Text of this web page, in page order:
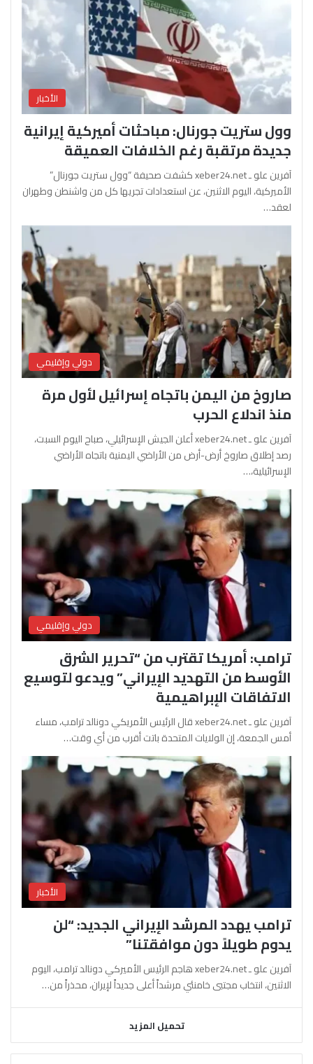
الأخبار
وول ستريت جورنال: مباحثات أميركية إيرانية
جديدة مرتقبة رغم الخلافات العميقة
آفرين علو ـ xeber24.net كشفت صحيفة “وول ستريت جورنال”
الأميركية، اليوم الاثنين، عن استعدادات تجريها كل من واشنطن وطهران
لعقد…
دولي وإقليمي
صاروخ من اليمن باتجاه إسرائيل لأول مرة
منذ اندلاع الحرب
آفرين علو ـ xeber24.net أعلن الجيش الإسرائيلي، صباح اليوم السبت،
رصد إطلاق صاروخ أرض-أرض من الأراضي اليمنية باتجاه الأراضي
الإسرائيلية،…
دولي وإقليمي
ترامب: أمريكا تقترب من “تحرير الشرق
الأوسط من التهديد الإيراني” ويدعو لتوسيع
الاتفاقات الإبراهيمية
آفرين علو ـ xeber24.net قال الرئيس الأمريكي دونالد ترامب، مساء
أمس الجمعة، إن الولايات المتحدة باتت أقرب من أي وقت…
الأخبار
ترامب يهدد المرشد الإيراني الجديد: “لن
يدوم طويلاً دون موافقتنا”
آفرين علو ـ xeber24.net هاجم الرئيس الأميركي دونالد ترامب، اليوم
الاثنين، انتخاب مجتبى خامنئي مرشداً أعلى جديداً لإيران، محذراً من…
تحميل المزيد